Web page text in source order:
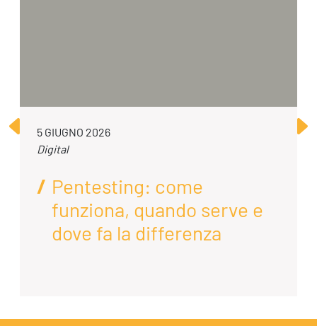
5 GIUGNO 2026
Digital
Pentesting: come
funziona, quando serve e
dove fa la differenza